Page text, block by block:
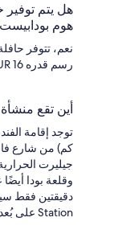
هل يتم توفير
هوم
نعم، تتوفر
رسم قدره EUR 16 للشخص.
أين تقع
جيليرت
Station على بُعد 8 من الدقائق.